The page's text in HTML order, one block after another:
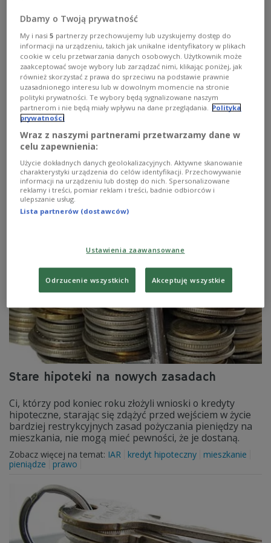
Odwrócona hipoteka dla wszystkich
Ministerstwo Finansów chce znacznie rozszerzyć dostęp
do tak zwanej hipoteki odwróconej. Mają go uzyskać
wszyscy posiadający nieruchomości.
Zobacz więcej na temat:GOSPODARKA
Stare hipoteki na nowych zasadach
Ci, którzy pod koniec roku złożyli wnioski o kredyty
hipoteczne, starając się zdążyć przed wejściem w życie
bardziej restrykcyjnych zasad pożyczania pieniędzy na
mieszkania, nie mogą mieć pewności, że je dostaną.
Zobacz więcej na temat: IAR kredyt hipoteczny
mieszkanie
pieniądze
prawo
Dbamy o Twoją prywatność
My i nasi5 partnerzy przechowujemy lub uzyskujemy dostęp do
informacji na urządzeniu, takich jak unikalne identyfikatory w plikach
cookie w celu przetwarzania danych osobowych. Użytkownik może
zaakceptować swoje wybory lub zarządzać nimi, klikając poniżej, jak
również skorzystać z prawa do sprzeciwu na podstawie prawnie
uzasadnionego interesu lub w dowolnym momencie na stronie
polityki prywatności. Te wybory będą sygnalizowane naszym
partnerom i nie będą miały wpływu na dane przeglądania. Polityka
prywatności
Wraz z naszymi partnerami przetwarzamy dane w
celu zapewnienia:
Użycie dokładnych danych geolokalizacyjnych. Aktywne skanowanie
charakterystyki urządzenia do celów identyfikacji. Przechowywanie
informacji na urządzeniu lub dostęp do nich. Spersonalizowane
reklamy i treści, pomiar reklam i treści, badnie odbiorców i
ulepszanie usług.
Lista partnerów (dostawców)
Ustawienia zaawansowane
Odrzucenie wszystkich Akceptuję wszystkie